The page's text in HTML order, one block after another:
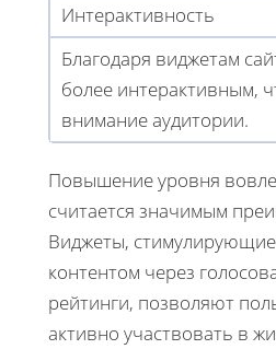
Интерактивность
Благодаря виджетам
более интерактивным,
внимание аудитории.
Повышение уровня
считается значимым
Виджеты,
контентом через
рейтинги, позволяют
активно участвовать в